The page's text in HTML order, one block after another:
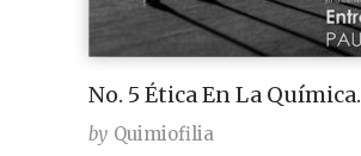
No. 5 Ética En La Química.
by Quimiofilia